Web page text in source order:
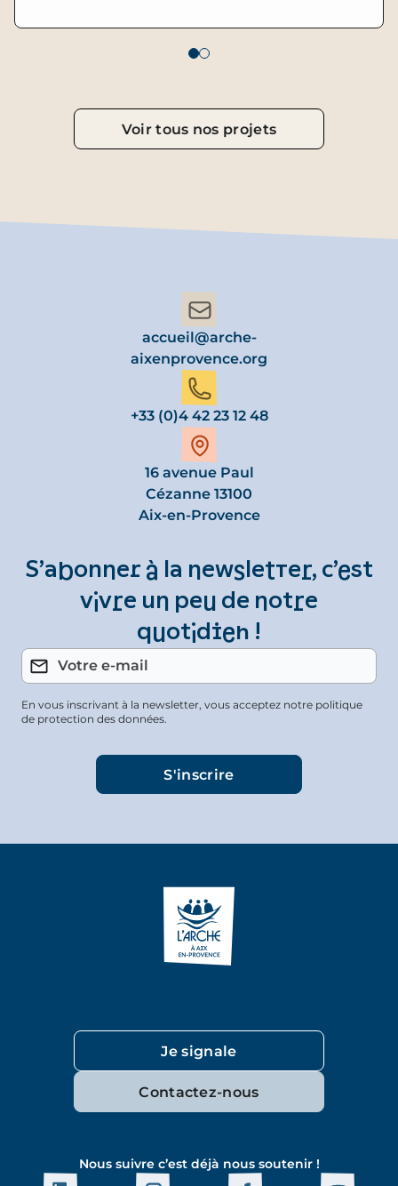
Voir tous nos projets
accueil@arche-
aixenprovence.org
+33 (0)4 42 23 12 48
16 avenue Paul
Cézanne 13100
Aix-en-Provence
S’abonner à la newsletter, c’est
vivre un peu de notre
quotidien !
En vous inscrivant à la newsletter, vous acceptez notre politique
de protection des données.
Je signale
Contactez-nous
Nous suivre c’est déjà nous soutenir !